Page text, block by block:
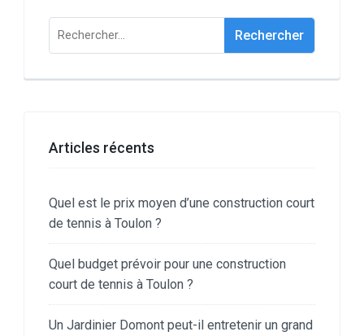
Rechercher :
Articles récents
Quel est le prix moyen d’une construction court
de tennis à Toulon ?
Quel budget prévoir pour une construction
court de tennis à Toulon ?
Un Jardinier Domont peut-il entretenir un grand